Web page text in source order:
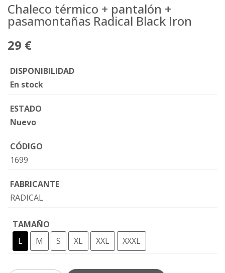
Chaleco térmico + pantalón +
pasamontañas Radical Black Iron
29 €
DISPONIBILIDAD
En stock
ESTADO
Nuevo
CÓDIGO
1699
FABRICANTE
RADICAL
TAMAÑO
L
M S XL XXL XXXL